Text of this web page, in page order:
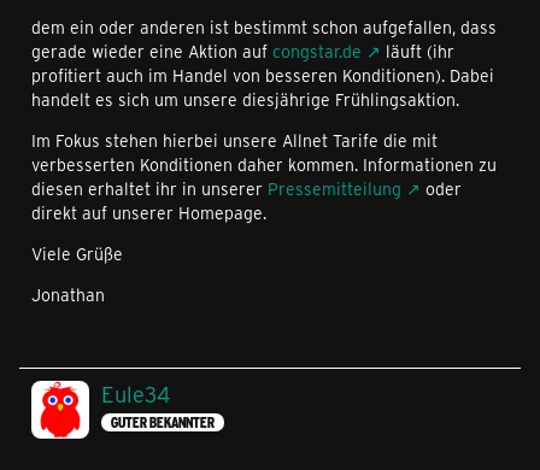
dem ein oder anderen ist bestimmt schon aufgefallen, dass
gerade wieder eine Aktion auf congstar.de
läuft (ihr
profitiert auch im Handel von besseren Konditionen). Dabei
handelt es sich um unsere diesjährige Frühlingsaktion.
Im Fokus stehen hierbei unsere Allnet Tarife die mit
verbesserten Konditionen daher kommen. Informationen zu
diesen erhaltet ihr in unserer Pressemitteilung
oder
direkt auf unserer Homepage.
Viele Grüße
Jonathan
Eule34
GUTER BEKANNTER